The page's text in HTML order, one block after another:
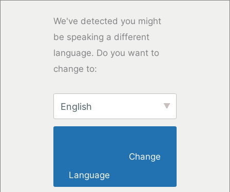
We've detected you might
be speaking a different
language. Do you want to
change to:
English
Language